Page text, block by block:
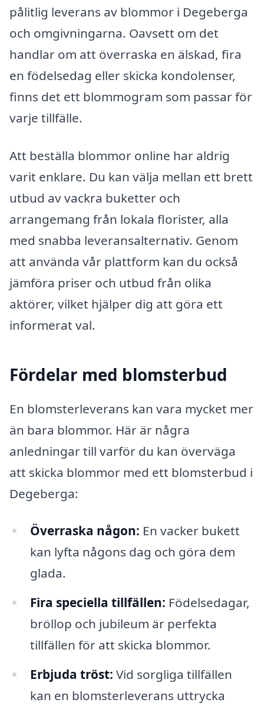
pålitlig leverans av blommor i Degeberga
och omgivningarna. Oavsett om det
handlar om att överraska en älskad, fira
en födelsedag eller skicka kondolenser,
finns det ett blommogram som passar för
varje tillfälle.
Att beställa blommor online har aldrig
varit enklare. Du kan välja mellan ett brett
utbud av vackra buketter och
arrangemang från lokala florister, alla
med snabba leveransalternativ. Genom
att använda vår plattform kan du också
jämföra priser och utbud från olika
aktörer, vilket hjälper dig att göra ett
informerat val.
Fördelar med blomsterbud
En blomsterleverans kan vara mycket mer
än bara blommor. Här är några
anledningar till varför du kan överväga
att skicka blommor med ett blomsterbud i
Degeberga:
Överraska någon: En vacker bukett
kan lyfta någons dag och göra dem
glada.
Fira speciella tillfällen: Födelsedagar,
bröllop och jubileum är perfekta
tillfällen för att skicka blommor.
Erbjuda tröst: Vid sorgliga tillfällen
kan en blomsterleverans uttrycka